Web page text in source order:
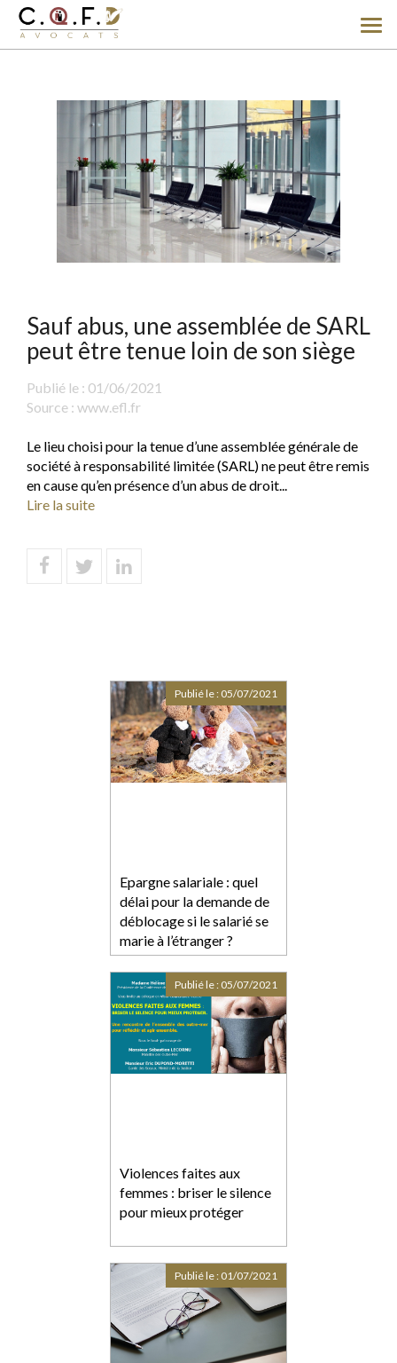
le
Sauf abus, une assemblée de SARL
peut être tenue loin de son siège
Publié le : 01/06/2021
Source : www.efl.fr
Le lieu choisi pour la tenue d’une assemblée générale de
société à responsabilité limitée (SARL) ne peut être remis
en cause qu’en présence d’un abus de droit...
Lire la suite
Epargne salariale : quel
délai pour la demande de
déblocage si le salarié se
marie à l’étranger ?
Publié le : 05/07/2021
Violences faites aux
femmes : briser le silence
pour mieux protéger
Publié le : 05/07/2021
Publié le : 01/07/2021